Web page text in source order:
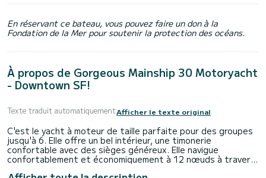
En réservant ce bateau, vous pouvez faire un don à la
Fondation de la Mer pour soutenir la protection des océans.
À propos de Gorgeous Mainship 30 Motoryacht
- Downtown SF!
Texte traduit automatiquementAfficher le texte original
C'est le yacht à moteur de taille parfaite pour des groupes
jusqu'à 6. Elle offre un bel intérieur, une timonerie
confortable avec des sièges généreux. Elle navigue
confortablement et économiquement à 12 nœuds à travers